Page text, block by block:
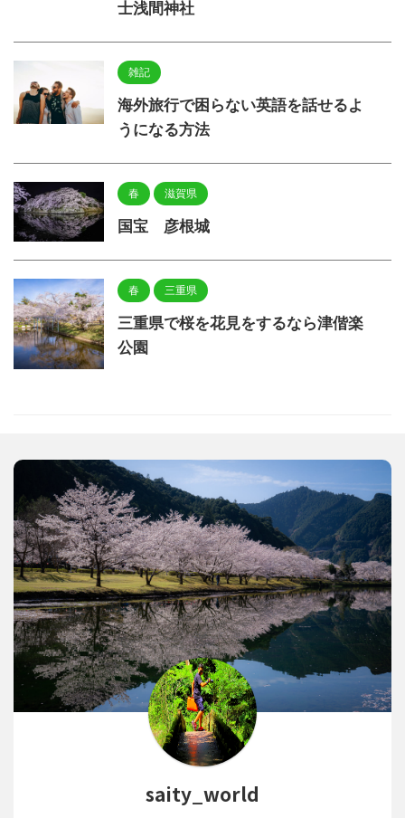
士浅間神社
雑記
海外旅行で困らない英語を話せるよ
うになる方法
春 滋賀県
国宝 彦根城
春 三重県
三重県で桜を花見をするなら津偕楽
公園
saity_world